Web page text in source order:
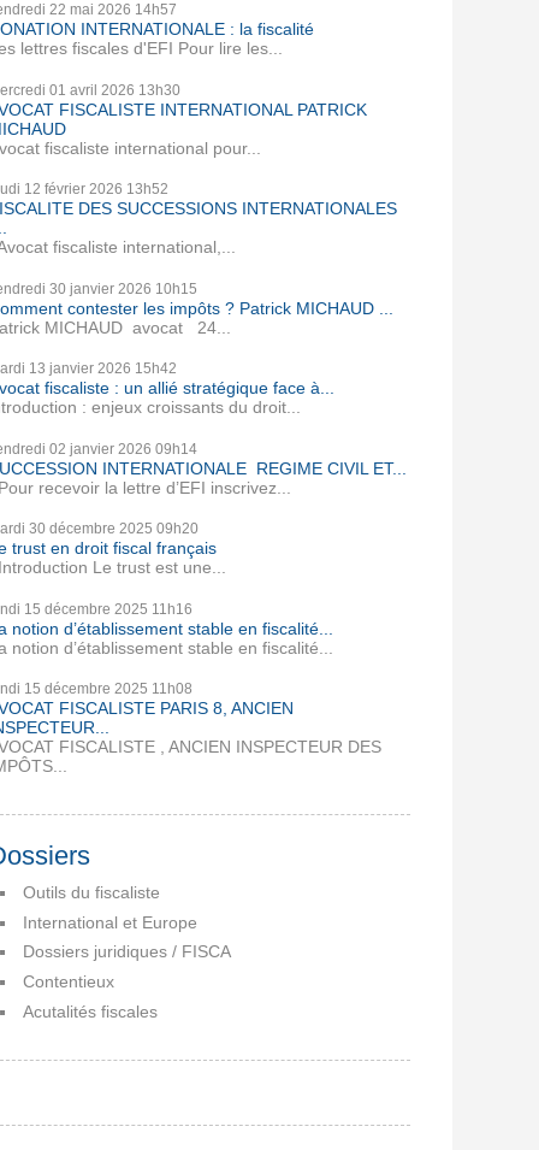
22 mai 2026 14h57
INTERNATIONALE : la fiscalité
lettres fiscales d'EFI Pour lire les...
01 avril 2026 13h30
FISCALISTE INTERNATIONAL PATRICK
fiscaliste international pour...
12 février 2026 13h52
DES SUCCESSIONS INTERNATIONALES
fiscaliste international,...
30 janvier 2026 10h15
contester les impôts ? Patrick MICHAUD ...
MICHAUD avocat 24...
13 janvier 2026 15h42
fiscaliste : un allié stratégique face à...
: enjeux croissants du droit...
02 janvier 2026 09h14
INTERNATIONALE REGIME CIVIL ET...
recevoir la lettre d’EFI inscrivez...
30 décembre 2025 09h20
trust en droit fiscal français
Le trust est une...
15 décembre 2025 11h16
notion d’établissement stable en fiscalité...
notion d’établissement stable en fiscalité...
15 décembre 2025 11h08
FISCALISTE PARIS 8, ANCIEN
FISCALISTE , ANCIEN INSPECTEUR DES
Outils du fiscaliste
International et Europe
Dossiers juridiques / FISCA
Contentieux
Acutalités fiscales